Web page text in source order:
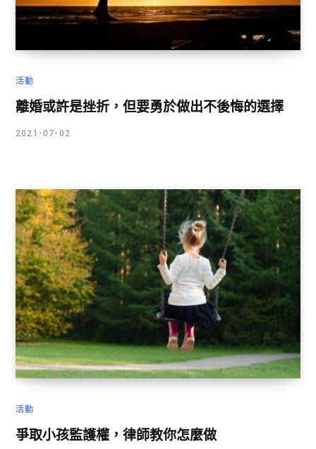
活動
離婚或許是挫折，但要勇於做出不後悔的選擇
2021-07-02
活動
爭取小孩監護權，律師教你怎麼做